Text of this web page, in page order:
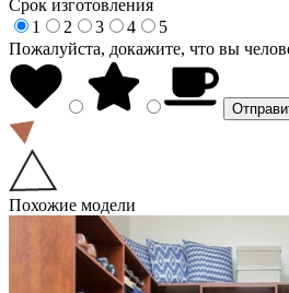
Срок изготовления
1
2 3 4
5
Пожалуйста, докажите, что вы
Похожие модели